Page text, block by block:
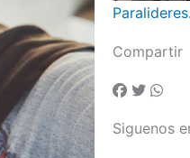
Compartir
Siguenos